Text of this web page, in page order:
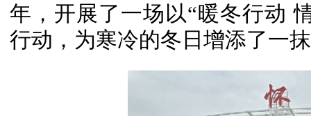
年，开展了一场以“暖冬行动
行动，为寒冷的冬日增添了一